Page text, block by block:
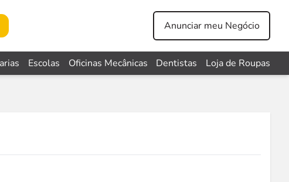
Anunciar meu Negócio
Escolas Oficinas Mecânicas Dentistas Loja de Roupas